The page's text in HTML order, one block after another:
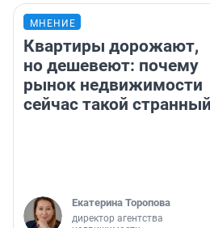
МНЕНИЕ
Квартиры дорожают,
но дешевеют: почему
рынок недвижимости
сейчас такой странный
Екатерина Торопова
директор агентства